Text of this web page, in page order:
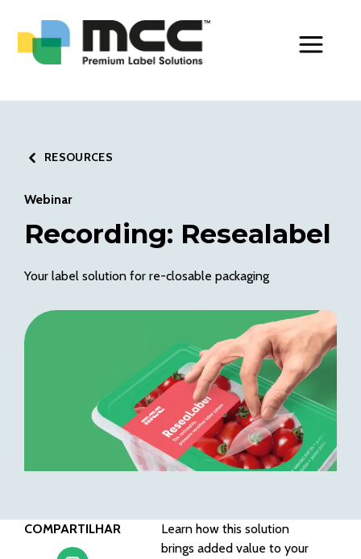
RESOURCES
Webinar
Recording: Resealabel
Your label solution for re-closable packaging
COMPARTILHAR
Learn how this solution
brings added value to your